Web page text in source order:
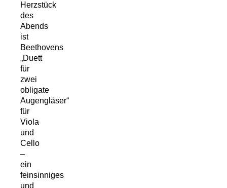
Herzstück
des
Abends
ist
Beethovens
„Duett
für
zwei
obligate
Augengläser“
für
Viola
und
Cello
–
ein
feinsinniges
und